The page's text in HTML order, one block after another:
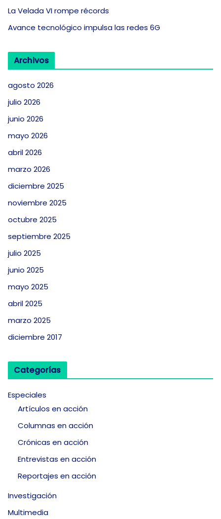
La Velada VI rompe récords
Avance tecnológico impulsa las redes 6G
Archivos
agosto 2026
julio 2026
junio 2026
mayo 2026
abril 2026
marzo 2026
diciembre 2025
noviembre 2025
octubre 2025
septiembre 2025
julio 2025
junio 2025
mayo 2025
abril 2025
marzo 2025
diciembre 2017
Categorías
Especiales
Artículos en acción
Columnas en acción
Crónicas en acción
Entrevistas en acción
Reportajes en acción
Investigación
Multimedia